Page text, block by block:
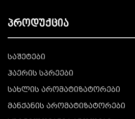
პროდუქცია
საშეტები
ჰაერის სპრეები
სახლის არომატიზატორები
მანქანის არომატიზატორები